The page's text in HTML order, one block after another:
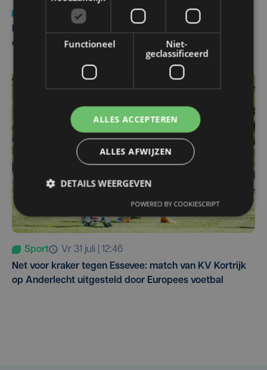
za 1 augustus | 22:36
Belgisch Solar Team met West-Vlamingen wint voor
eerst in VS
Sport
vr 31 juli | 12:46
Net voor kraker tegen Essevee: match van KV Kortrijk
op Anderlecht uitgesteld door Europees voetbal
Functioneel
Niet-
geclassificeerd
ALLES ACCEPTEREN
ALLES AFWIJZEN
DETAILS WEERGEVEN
POWERED BY COOKIESCRIPT